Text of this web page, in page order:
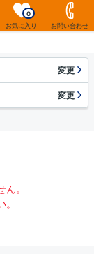
お気に入り
0
お問い合わせ
変更
変更
。